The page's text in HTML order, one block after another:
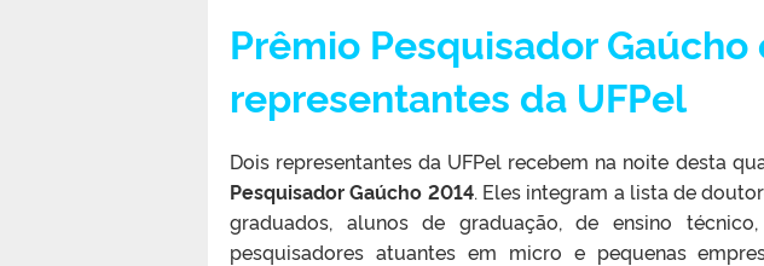
Prêmio Pesquisador
representantes da UFPel
Dois representantes da UFPel recebem na noite desta
Pesquisador Gaúcho 2014. Eles integram a lista de
graduados, alunos de graduação, de ensino
pesquisadores atuantes em micro e pequenas